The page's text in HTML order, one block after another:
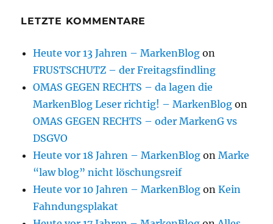
LETZTE KOMMENTARE
Heute vor 13 Jahren – MarkenBlog on
FRUSTSCHUTZ – der Freitagsfindling
OMAS GEGEN RECHTS – da lagen die
MarkenBlog Leser richtig! – MarkenBlog on
OMAS GEGEN RECHTS – oder MarkenG vs
DSGVO
Heute vor 18 Jahren – MarkenBlog onMarke
“law blog” nicht löschungsreif
Heute vor 10 Jahren – MarkenBlog onKein
Fahndungsplakat